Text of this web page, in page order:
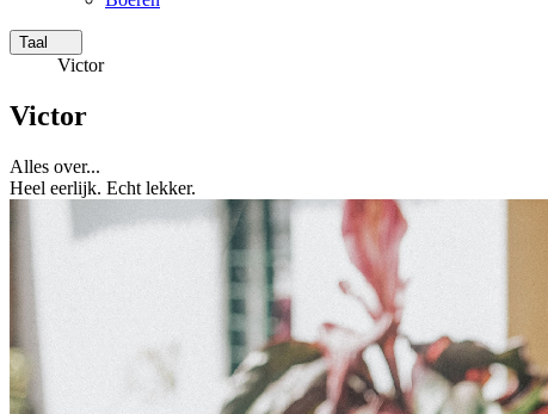
Taal
Victor
Victor
Alles over...
Heel eerlijk. Echt lekker.